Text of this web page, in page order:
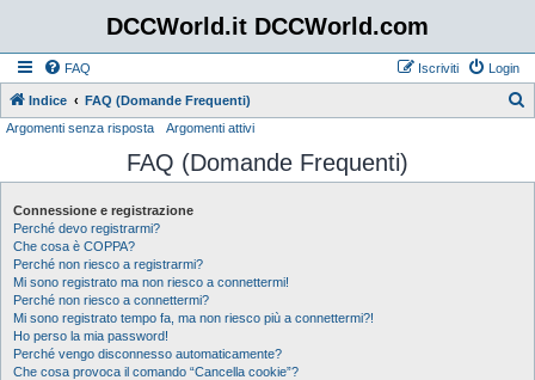
DCCWorld.it DCCWorld.com
FAQ Login
Iscriviti
Indice FAQ (Domande Frequenti)
c
Argomenti senza risposta Argomenti attivi
FAQ (Domande Frequenti)
Connessione e registrazione
Perché devo registrarmi?
Che cosa è COPPA?
Perché non riesco a registrarmi?
Mi sono registrato ma non riesco a connettermi!
Perché non riesco a connettermi?
Mi sono registrato tempo fa, ma non riesco più a connettermi?!
Ho perso la mia password!
Perché vengo disconnesso automaticamente?
Che cosa provoca il comando “Cancella cookie”?